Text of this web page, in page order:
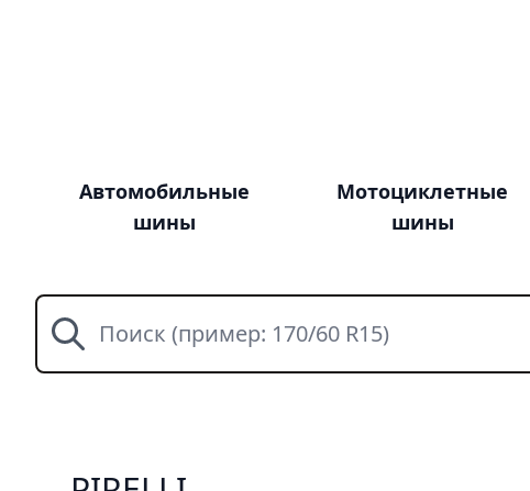
Автомобильные
шины
Мотоциклетные
шины
Поиск